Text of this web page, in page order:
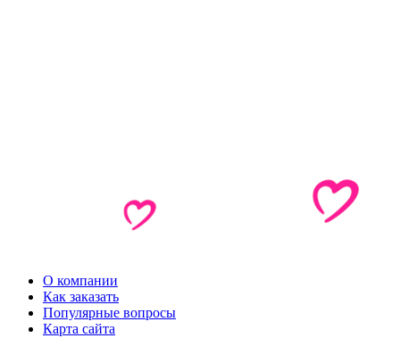
О компании
Как заказать
Популярные вопросы
Карта сайта